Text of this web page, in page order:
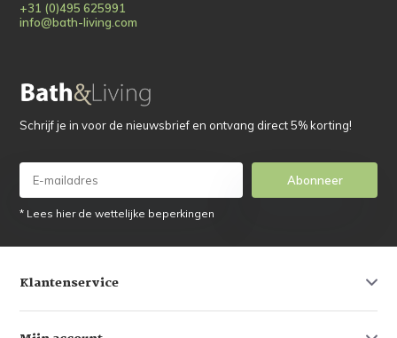
+31 (0)495 625991
info@bath-living.com
Schrijf je in voor de nieuwsbrief en ontvang direct 5% korting!
Abonneer
* Lees hier de wettelijke beperkingen
Klantenservice